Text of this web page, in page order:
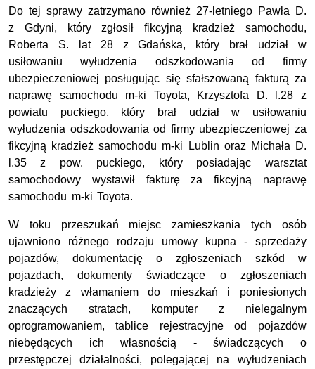
Do tej sprawy zatrzymano również 27-letniego Pawła D.
z Gdyni, który zgłosił fikcyjną kradzież samochodu,
Roberta S. lat 28 z Gdańska, który brał udział w
usiłowaniu wyłudzenia odszkodowania od firmy
ubezpieczeniowej posługując się sfałszowaną fakturą za
naprawę samochodu m-ki Toyota, Krzysztofa D. l.28 z
powiatu puckiego, który brał udział w usiłowaniu
wyłudzenia odszkodowania od firmy ubezpieczeniowej za
fikcyjną kradzież samochodu m-ki Lublin oraz Michała D.
l.35 z pow. puckiego, który posiadając warsztat
samochodowy wystawił fakturę za fikcyjną naprawę
samochodu m-ki Toyota.
W toku przeszukań miejsc zamieszkania tych osób
ujawniono różnego rodzaju umowy kupna - sprzedaży
pojazdów, dokumentację o zgłoszeniach szkód w
pojazdach, dokumenty świadczące o zgłoszeniach
kradzieży z włamaniem do mieszkań i poniesionych
znaczących stratach, komputer z nielegalnym
oprogramowaniem, tablice rejestracyjne od pojazdów
niebędących ich własnością - świadczących o
przestępczej działalności, polegającej na wyłudzeniach